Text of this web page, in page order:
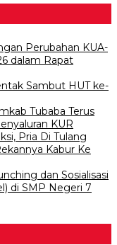
Perubahan KUA-
dalam Rapat
Sambut HUT ke-
Tubaba Terus
KUR
Pria Di Tulang
Kabur Ke
dan Sosialisasi
di SMP Negeri 7